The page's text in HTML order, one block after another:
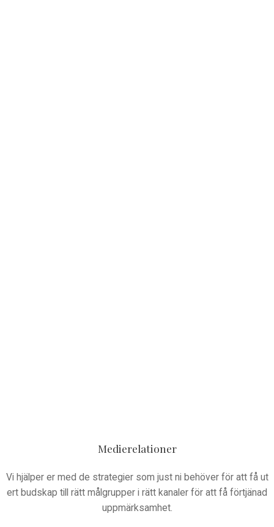
Medierelationer
Vi hjälper er med de strategier som just ni behöver för att få ut
ert budskap till rätt målgrupper i rätt kanaler för att få förtjänad
uppmärksamhet.